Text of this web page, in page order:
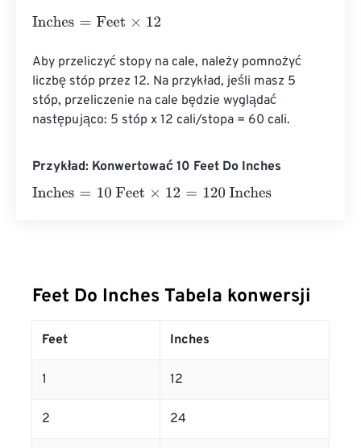
Inches= Feet×12
Aby przeliczyć stopy na cale, należy pomnożyć
liczbę stóp przez 12. Na przykład, jeśli masz 5
stóp, przeliczenie na cale będzie wyglądać
następująco: 5 stóp x 12 cali/stopa = 60 cali.
Przykład: Konwertować 10 Feet Do Inches
Inches= 10 Feet×12= 120 Inches
Feet Do Inches Tabela konwersji
Feet Inches
1 12
2 24